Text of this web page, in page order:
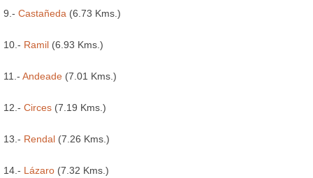
9.- Castañeda (6.73 Kms.)
10.- Ramil (6.93 Kms.)
11.- Andeade (7.01 Kms.)
12.- Circes (7.19 Kms.)
13.- Rendal (7.26 Kms.)
14.- Lázaro (7.32 Kms.)